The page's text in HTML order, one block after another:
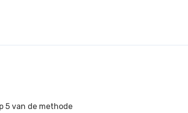
5 van de methode